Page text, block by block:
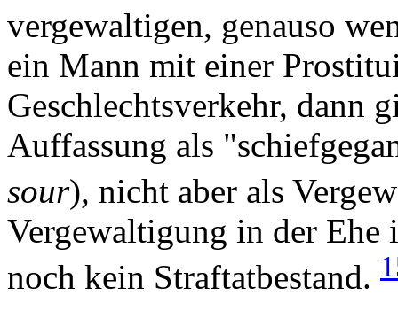
vergewaltigen, genauso
ein Mann mit einer
Geschlechtsverkehr, dann
Auffassung als
sour), nicht aber als
Vergewaltigung in der Ehe
noch kein Straftatbestand.